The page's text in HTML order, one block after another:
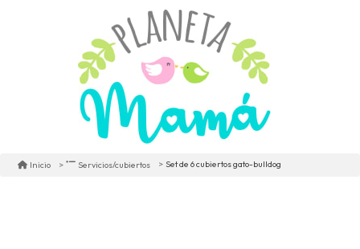
Inicio Servicios/cubiertos Set de 6 cubiertos gato-bulldog